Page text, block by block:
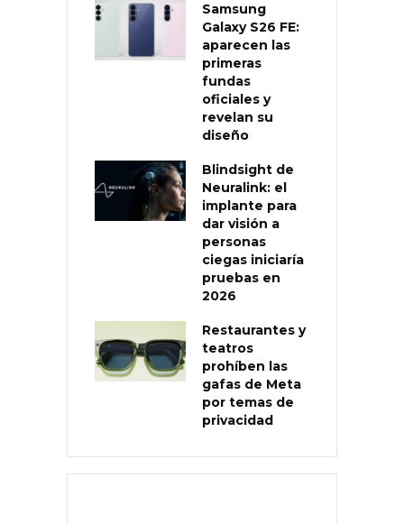
Samsung
Galaxy S26 FE:
aparecen las
primeras
fundas
oficiales y
revelan su
diseño
Blindsight de
Neuralink: el
implante para
dar visión a
personas
ciegas iniciaría
pruebas en
2026
Restaurantes y
teatros
prohíben las
gafas de Meta
por temas de
privacidad